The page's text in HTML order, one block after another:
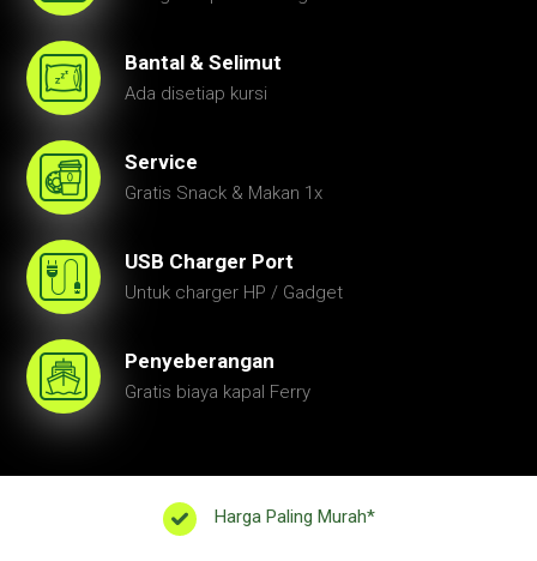
Bantal & Selimut
Ada disetiap kursi
Service
Gratis Snack & Makan 1x
USB Charger Port
Untuk charger HP / Gadget
Penyeberangan
Gratis biaya kapal Ferry
Harga Paling Murah*